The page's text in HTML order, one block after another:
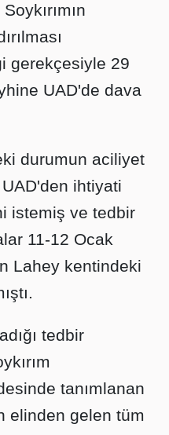
gerekçesiyle 29
UAD'de dava
durumun aciliyet
ihtiyati
istemiş ve tedbir
11-12 Ocak
Lahey kentindeki
tedbir
tanımlanan
elinden gelen tüm